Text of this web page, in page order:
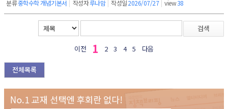
분류중학수학 개념기본서 | 작성자루나맘 | 작성일2026/07/27 | view38
검색
이전 1 2 3 4 5 다음
전체목록